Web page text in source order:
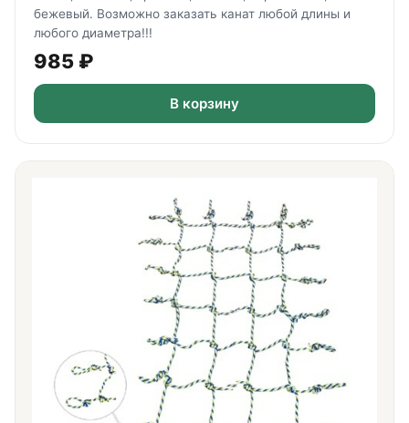
бежевый. Возможно заказать канат любой длины и
любого диаметра!!!
985 ₽
В корзину